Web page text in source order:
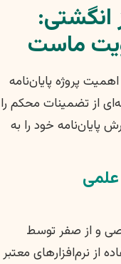
ماست
پروژه پایان‌نامه
از تضمینات محکم را
پایان‌نامه خود را به
و از صفر توسط
از نرم‌افزارهای معتبر